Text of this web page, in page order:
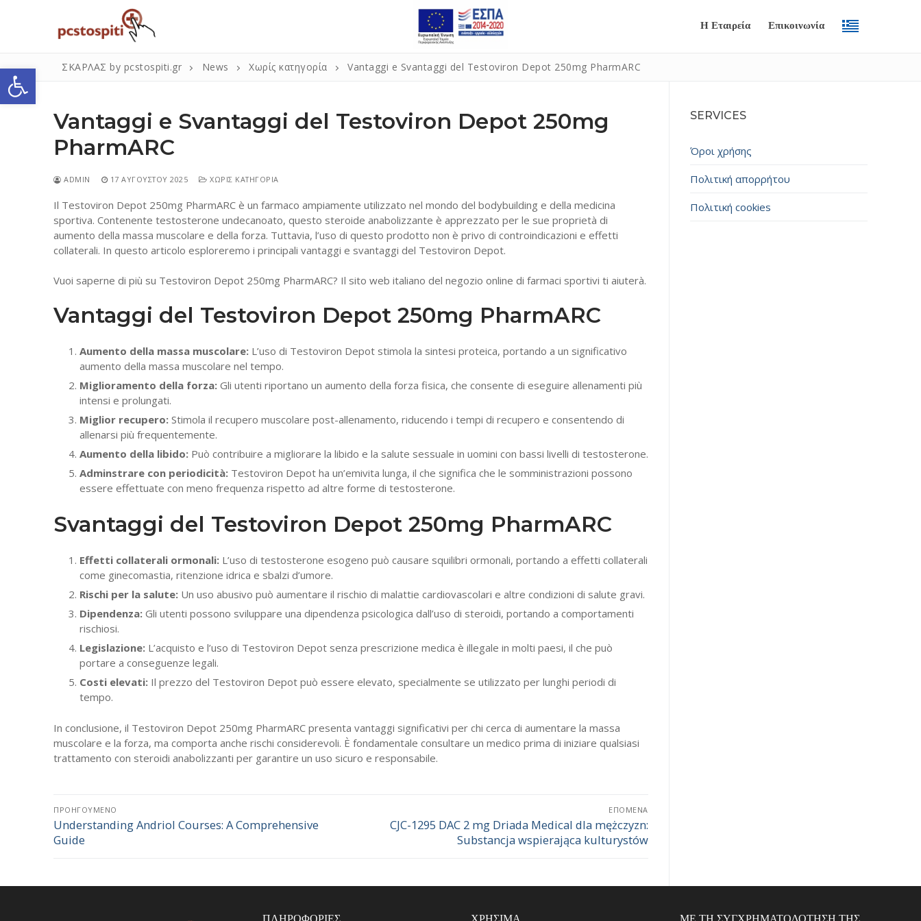
Ανοίξτε τη γραμμή εργαλείων
περιεχόμενο
Η Εταιρεία Επικοινωνία
Αναζήτηση
για:
ΣΚΑΡΛΑΣ by pcstospiti.gr News Χωρίς κατηγορία Vantaggi e Svantaggi del Testoviron Depot 250mg PharmARC
Vantaggi e Svantaggi del Testoviron Depot 250mg
PharmARC
ADMIN 17 ΑΥΓΟΎΣΤΟΥ 2025 ΧΩΡΊΣ ΚΑΤΗΓΟΡΊΑ
Il Testoviron Depot 250mg PharmARC è un farmaco ampiamente utilizzato nel mondo del bodybuilding e della medicina
sportiva. Contenente testosterone undecanoato, questo steroide anabolizzante è apprezzato per le sue proprietà di
aumento della massa muscolare e della forza. Tuttavia, l’uso di questo prodotto non è privo di controindicazioni e effetti
collaterali. In questo articolo esploreremo i principali vantaggi e svantaggi del Testoviron Depot.
Vuoi saperne di più su Testoviron Depot 250mg PharmARC? Il sito web italiano del negozio online di farmaci sportivi ti aiuterà.
Vantaggi del Testoviron Depot 250mg PharmARC
Aumento della massa muscolare:L’uso di Testoviron Depot stimola la sintesi proteica, portando a un significativo
aumento della massa muscolare nel tempo.
Miglioramento della forza:Gli utenti riportano un aumento della forza fisica, che consente di eseguire allenamenti più
intensi e prolungati.
Miglior recupero:Stimola il recupero muscolare post-allenamento, riducendo i tempi di recupero e consentendo di
allenarsi più frequentemente.
Aumento della libido:Può contribuire a migliorare la libido e la salute sessuale in uomini con bassi livelli di testosterone.
Adminstrare con periodicità:Testoviron Depot ha un’emivita lunga, il che significa che le somministrazioni possono
essere effettuate con meno frequenza rispetto ad altre forme di testosterone.
Svantaggi del Testoviron Depot 250mg PharmARC
Effetti collaterali ormonali:L’uso di testosterone esogeno può causare squilibri ormonali, portando a effetti collaterali
come ginecomastia, ritenzione idrica e sbalzi d’umore.
Rischi per la salute:Un uso abusivo può aumentare il rischio di malattie cardiovascolari e altre condizioni di salute gravi.
Dipendenza:Gli utenti possono sviluppare una dipendenza psicologica dall’uso di steroidi, portando a comportamenti
rischiosi.
Legislazione:L’acquisto e l’uso di Testoviron Depot senza prescrizione medica è illegale in molti paesi, il che può
portare a conseguenze legali.
Costi elevati:Il prezzo del Testoviron Depot può essere elevato, specialmente se utilizzato per lunghi periodi di
tempo.
In conclusione, il Testoviron Depot 250mg PharmARC presenta vantaggi significativi per chi cerca di aumentare la massa
muscolare e la forza, ma comporta anche rischi considerevoli. È fondamentale consultare un medico prima di iniziare qualsiasi
trattamento con steroidi anabolizzanti per garantire un uso sicuro e responsabile.
Πλοήγηση
άρθρων
ΠΡΟΗΓΟΎΜΕΝΟ
Προηγούμενο
άρθρο:
Understanding Andriol Courses: A Comprehensive
Guide
ΕΠΌΜΕΝΑ
Επόμενο
CJC-1295 DAC 2 mg Driada Medical dla mężczyzn:
Substancja wspierająca kulturystów
SERVICES
Όροι χρήσης
Πολιτική απορρήτου
Πολιτική cookies